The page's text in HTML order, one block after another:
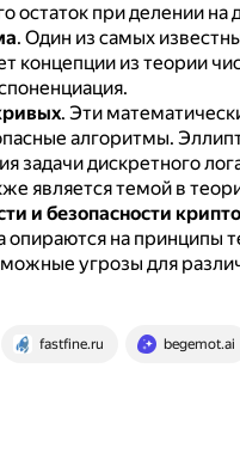
остаток при делении на
. Один из самых
концепции из теории
. Эти
алгоритмы.
задачи дискретного
является темой в
и безопасности
на принципы
угрозы для
fastfine.ru begemot.ai